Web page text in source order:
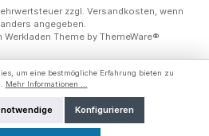
zzgl. Versandkosten, wenn
angegeben.
Theme by ThemeWare®
um eine bestmögliche Erfahrung bieten zu
Mehr Informationen ...
Konfigurieren